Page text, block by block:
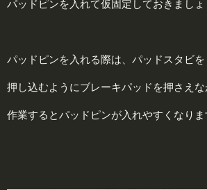
パッドピンを入れて仮固定しておきましょ
パッドピンを入れる際は、パッドスタビを
押し込むようにブレーキパッドを押さえな
作業するとパッドピンが入れやすくなりま